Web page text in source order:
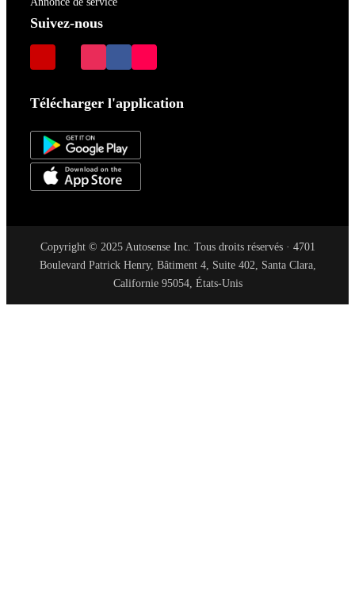
Suivez-nous
Télécharger l'application
Copyright © 2025 Autosense Inc. Tous droits réservés · 4701
Boulevard Patrick Henry, Bâtiment 4, Suite 402, Santa Clara,
Californie 95054, États-Unis